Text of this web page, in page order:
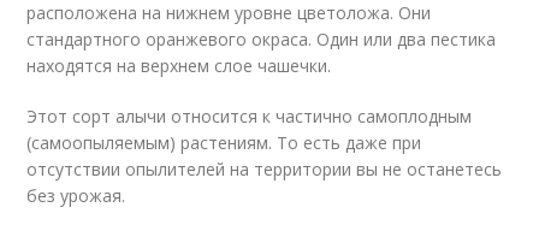
расположена на нижнем уровне цветоложа. Они
стандартного оранжевого окраса. Один или два пестика
находятся на верхнем слое чашечки.
Этот сорт алычи относится к частично самоплодным
(самоопыляемым) растениям. То есть даже при
отсутствии опылителей на территории вы не останетесь
без урожая.